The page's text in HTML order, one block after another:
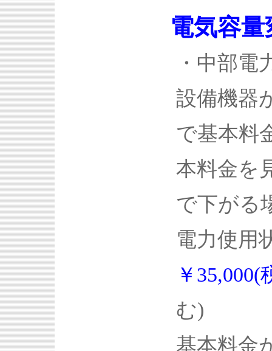
電気容
・中部電
設備機器
で基本料
本料金を
で下がる
電力使用
￥35,000(
む)
基本料金